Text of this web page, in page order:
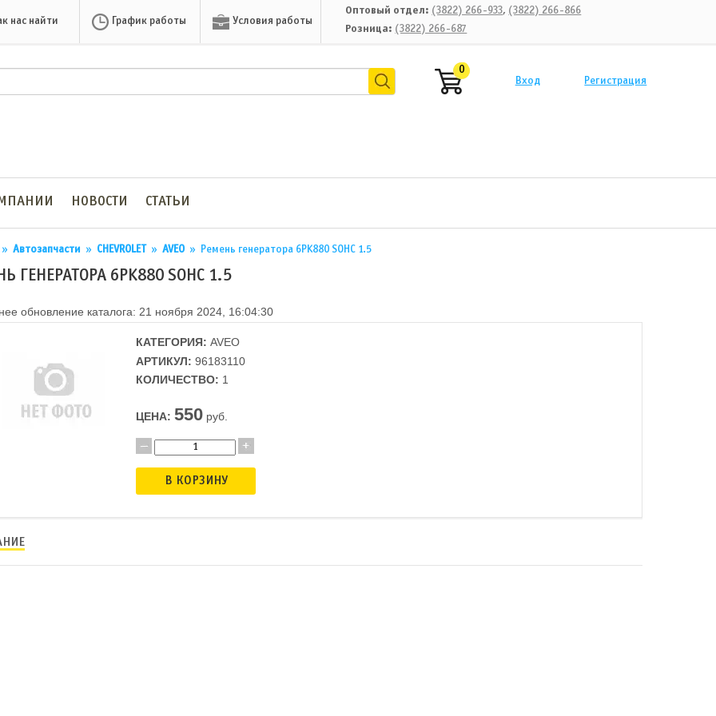
нас найти График работы Условия работы
Оптовый отдел: (3822) 266-933, (3822) 266-866
Розница: (3822) 266-687
0
Вход
Регистрация
НОВОСТИ СТАТЬИ
» Автозапчасти » CHEVROLET » AVEO » Ремень генератора 6PK880 SOHC 1.5
ГЕНЕРАТОРА 6PK880 SOHC 1.5
обновление каталога: 21 ноября 2024, 16:04:30
КАТЕГОРИЯ: AVEO
АРТИКУЛ: 96183110
КОЛИЧЕСТВО: 1
ЦЕНА: 550 руб.
В КОРЗИНУ